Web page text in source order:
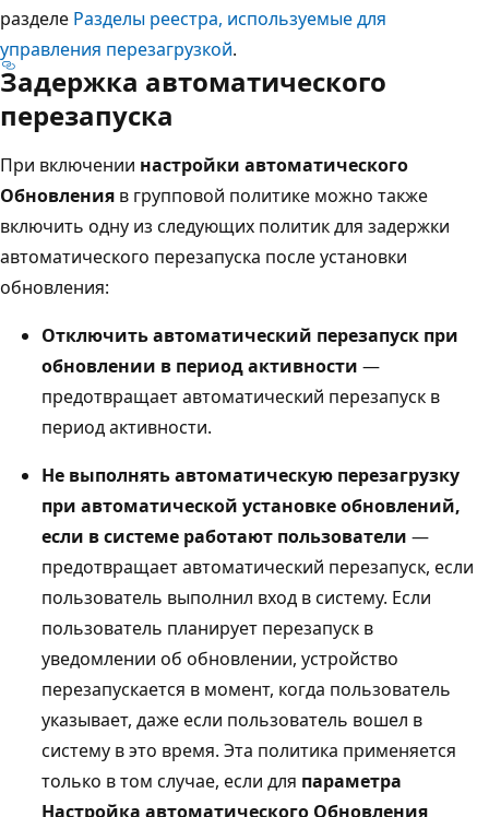
разделе Разделы реестра, используемые для
управления перезагрузкой.
Задержка автоматического
перезапуска
При включении настройки автоматического
Обновления в групповой политике можно также
включить одну из следующих политик для задержки
автоматического перезапуска после установки
обновления:
Отключить автоматический перезапуск при
обновлении в период активности —
предотвращает автоматический перезапуск в
период активности.
Не выполнять автоматическую перезагрузку
при автоматической установке обновлений,
если в системе работают пользователи —
предотвращает автоматический перезапуск, если
пользователь выполнил вход в систему. Если
пользователь планирует перезапуск в
уведомлении об обновлении, устройство
перезапускается в момент, когда пользователь
указывает, даже если пользователь вошел в
систему в это время. Эта политика применяется
только в том случае, если для параметра
Настройка автоматического Обновления